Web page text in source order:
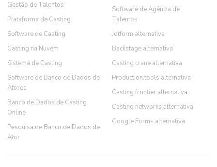
Gestão de Talentos
Plataforma de Casting
Software de Casting
Casting na Nuvem
Sistema de Casting
Software de Banco de Dados de
Atores
Banco de Dados de Casting
Online
Pesquisa de Banco de Dados de
Ator
Software de Agência de
Talentos
Jotform alternativa
Backstage alternativa
Casting crane alternativa
Production.tools alternativa
Casting frontier alternativa
Casting networks alternativa
Google Forms alternativa